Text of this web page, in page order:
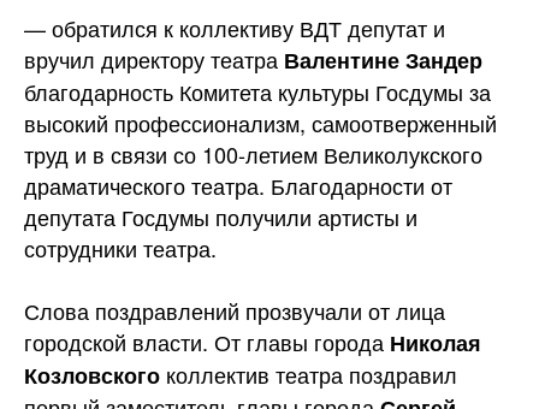
— обратился к коллективу ВДТ депутат и
вручил директору театра Валентине Зандер
благодарность Комитета культуры Госдумы за
высокий профессионализм, самоотверженный
труд и в связи со 100-летием Великолукского
драматического театра. Благодарности от
депутата Госдумы получили артисты и
сотрудники театра.
Слова поздравлений прозвучали от лица
городской власти. От главы города Николая
Козловского коллектив театра поздравил